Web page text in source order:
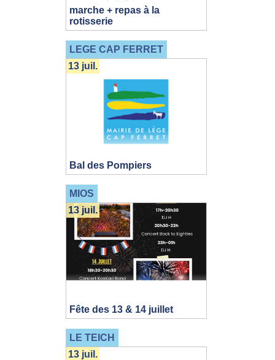
marche + repas à la
rotisserie
LEGE CAP FERRET
Bal des Pompiers
13 juil.
MIOS
Fête des 13 & 14 juillet
13 juil.
LE TEICH
13 juil.